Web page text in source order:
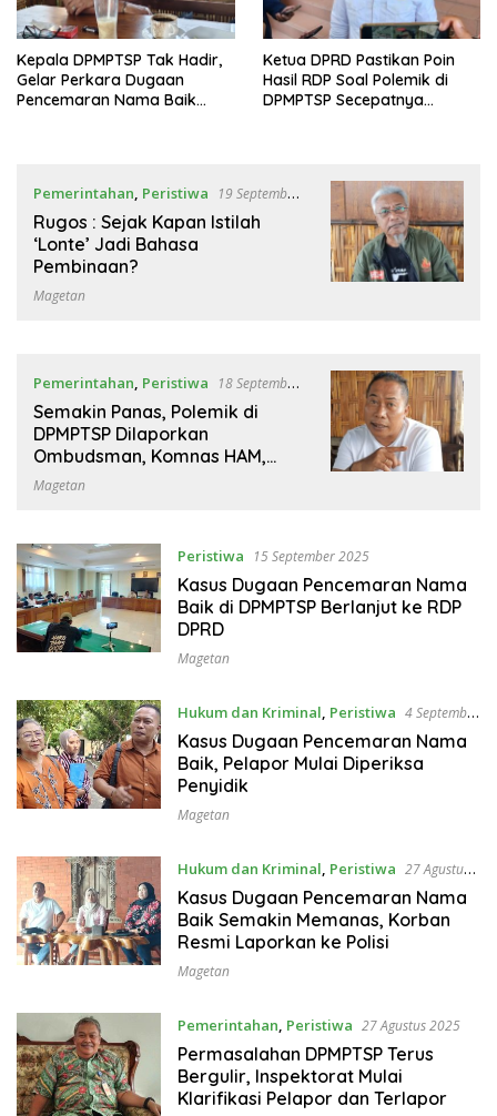
Kepala DPMPTSP Tak Hadir,
Gelar Perkara Dugaan
Pencemaran Nama Baik
Ketua DPRD Pastikan Poin
Hasil RDP Soal Polemik di
DPMPTSP Secepatnya
Pemerintahan, Peristiwa
19 September
2025
Rugos : Sejak Kapan Istilah
‘Lonte’ Jadi Bahasa
Pembinaan?
Magetan
Pemerintahan, Peristiwa
18 September
2025
Semakin Panas, Polemik di
DPMPTSP Dilaporkan
Ombudsman, Komnas HAM,
Hingga Presiden
Magetan
Peristiwa 15 September 2025
Kasus Dugaan Pencemaran Nama
Baik di DPMPTSP Berlanjut ke RDP
DPRD
Magetan
Hukum dan Kriminal, Peristiwa 4 September
2025
Kasus Dugaan Pencemaran Nama
Baik, Pelapor Mulai Diperiksa
Penyidik
Magetan
Hukum dan Kriminal, Peristiwa 27 Agustus
2025
Kasus Dugaan Pencemaran Nama
Baik Semakin Memanas, Korban
Resmi Laporkan ke Polisi
Magetan
Pemerintahan, Peristiwa 27 Agustus 2025
Permasalahan DPMPTSP Terus
Bergulir, Inspektorat Mulai
Klarifikasi Pelapor dan Terlapor